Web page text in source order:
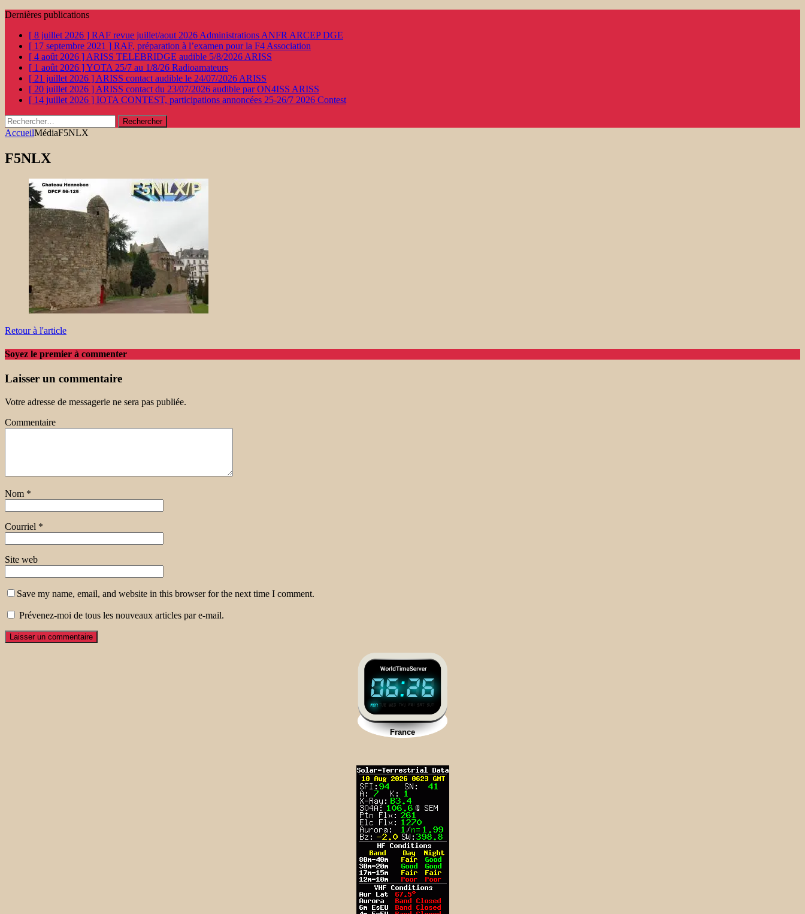
Dernières publications
[ 8 juillet 2026 ] RAF revue juillet/aout 2026 Administrations ANFR ARCEP DGE
[ 17 septembre 2021 ] RAF, préparation à l’examen pour la F4 Association
[ 4 août 2026 ] ARISS TELEBRIDGE audible 5/8/2026 ARISS
[ 1 août 2026 ]YOTA 25/7 au 1/8/26 Radioamateurs
[ 21 juillet 2026 ] ARISS contact audible le 24/07/2026 ARISS
[ 20 juillet 2026 ] ARISS contact du 23/07/2026 audible par ON4ISS ARISS
[ 14 juillet 2026 ] IOTA CONTEST, participations annoncées 25-26/7 2026 Contest
Rechercher :
AccueilMédiaF5NLX
F5NLX
Retour à l'article
Soyez le premier à commenter
Laisser un commentaire
Votre adresse de messagerie ne sera pas publiée.
Commentaire
Nom *
Courriel *
Site web
Save my name, email, and website in this browser for the next time I comment.
Prévenez-moi de tous les nouveaux articles par e-mail.